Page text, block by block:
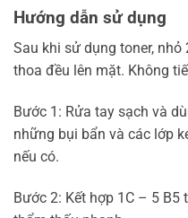
Hướng dẫn sử dụng
Sau khi sử dụng toner,
thoa đều lên mặt. Không
Bước 1: Rửa tay sạch và
những bụi bẩn và các lớp
nếu có.
Bước 2: Kết hợp 1C – 5